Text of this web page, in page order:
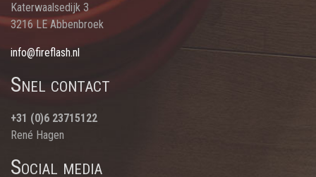
Katerwaalsedijk 3
3216 LE Abbenbroek
info@fireflash.nl
Snel contact
+31 (0)6 23715122
René Hagen
Social media